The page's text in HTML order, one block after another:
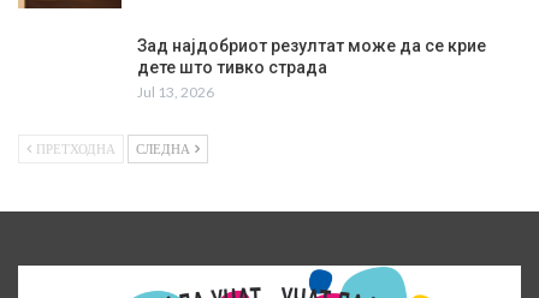
Зад најдобриот резултат може да се крие
дете што тивко страда
Jul 13, 2026
ПРЕТХОДНА СЛЕДНА